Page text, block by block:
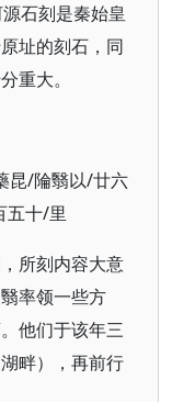
石刻是秦始皇
址的刻石，同
重大。
昆/陯翳以/廿六
十/里
所刻内容大意
率领一些方
他们于该年三
畔），再前行